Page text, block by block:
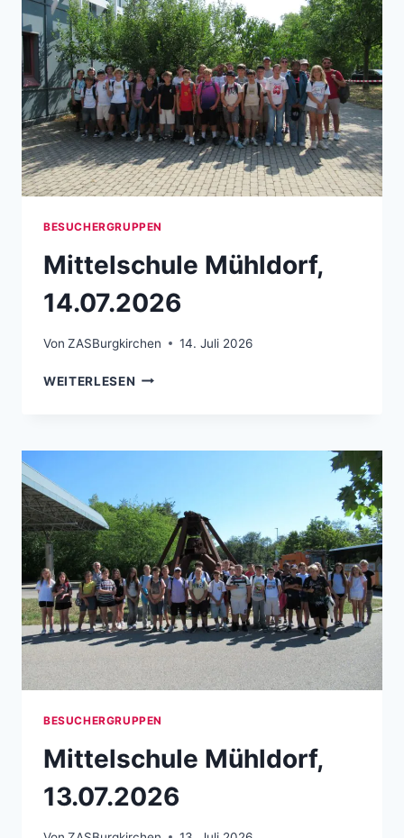
BESUCHERGRUPPEN
Mittelschule Mühldorf,
14.07.2026
Von ZASBurgkirchen 14. Juli 2026
WEITERLESEN MITTELSCHULE MÜHLDORF, 14.07.2026
BESUCHERGRUPPEN
Mittelschule Mühldorf,
13.07.2026